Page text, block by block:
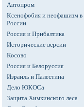
Автопром
Ксенофобия и неофашизм в
России
Россия и Прибалтика
Исторические версии
Косово
Россия и Белоруссия
Израиль и Палестина
Дело ЮКОСа
Защита Химкинского леса